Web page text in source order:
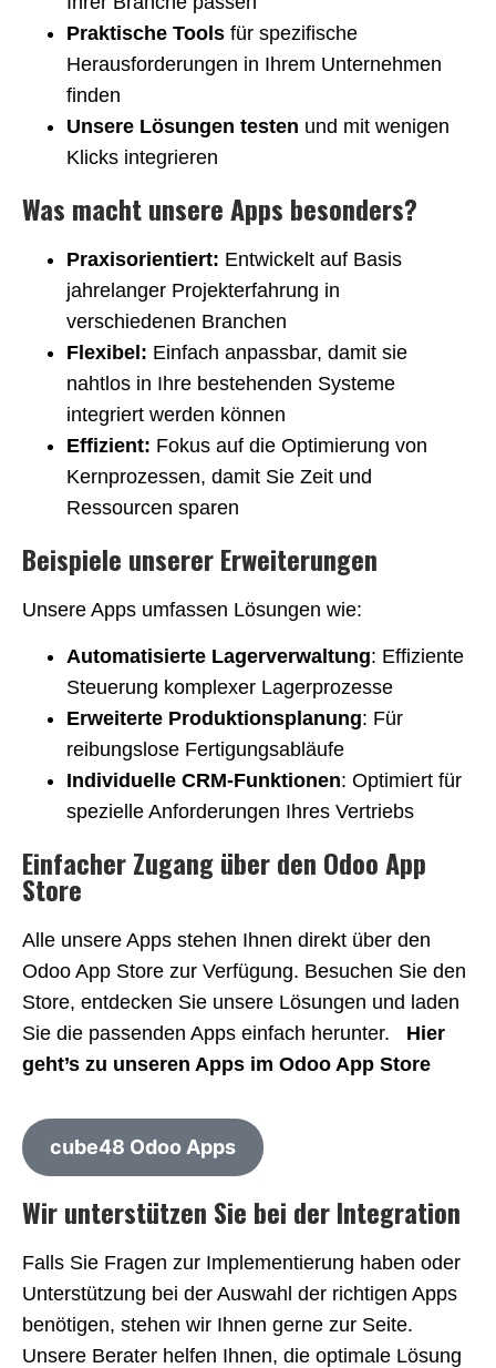
Praktische Tools für spezifische
Herausforderungen in Ihrem Unternehmen
finden
Unsere Lösungen testen und mit wenigen
Klicks integrieren
Was macht unsere Apps besonders?
Praxisorientiert: Entwickelt auf Basis
jahrelanger Projekterfahrung in
verschiedenen Branchen
Flexibel: Einfach anpassbar, damit sie
nahtlos in Ihre bestehenden Systeme
integriert werden können
Effizient: Fokus auf die Optimierung von
Kernprozessen, damit Sie Zeit und
Ressourcen sparen
Beispiele unserer Erweiterungen
Unsere Apps umfassen Lösungen wie:
Automatisierte Lagerverwaltung: Effiziente
Steuerung komplexer Lagerprozesse
Erweiterte Produktionsplanung: Für
reibungslose Fertigungsabläufe
Individuelle CRM-Funktionen: Optimiert für
spezielle Anforderungen Ihres Vertriebs
Einfacher Zugang über den Odoo App
Store
Alle unsere Apps stehen Ihnen direkt über den
Odoo App Store zur Verfügung. Besuchen Sie den
Store, entdecken Sie unsere Lösungen und laden
Sie die passenden Apps einfach herunter. Hier
geht’s zu unseren Apps im Odoo App Store
cube48 Odoo Apps
Wir unterstützen Sie bei der Integration
Falls Sie Fragen zur Implementierung haben oder
Unterstützung bei der Auswahl der richtigen Apps
benötigen, stehen wir Ihnen gerne zur Seite.
Unsere Berater helfen Ihnen, die optimale Lösung